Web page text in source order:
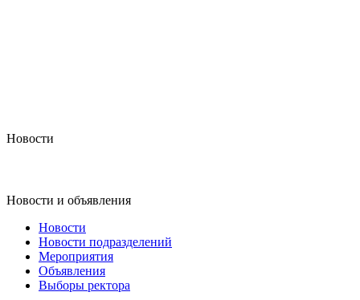
Новости
Новости и объявления
Новости
Новости подразделений
Мероприятия
Объявления
Выборы ректора